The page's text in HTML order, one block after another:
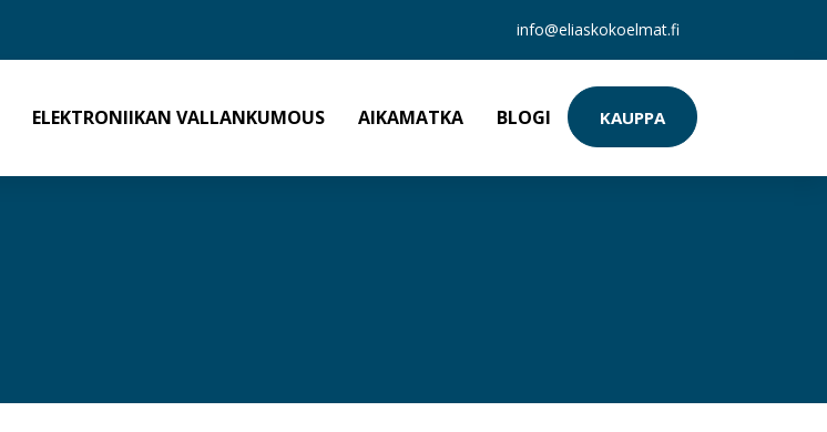
info@eliaskokoelmat.fi
ELEKTRONIIKAN VALLANKUMOUS AIKAMATKA BLOGI KAUPPA